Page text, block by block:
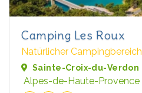
Camping Les Roux
Natürlicher Campingbereich
Sainte-Croix-du-Verdon
Alpes-de-Haute-Provence